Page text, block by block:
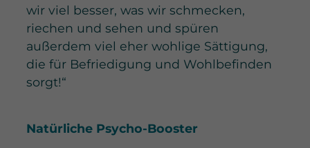
wir viel besser, was wir schmecken,
riechen und sehen und spüren
außerdem viel eher wohlige Sättigung,
die für Befriedigung und Wohlbefinden
sorgt!“
Natürliche Psycho-Booster